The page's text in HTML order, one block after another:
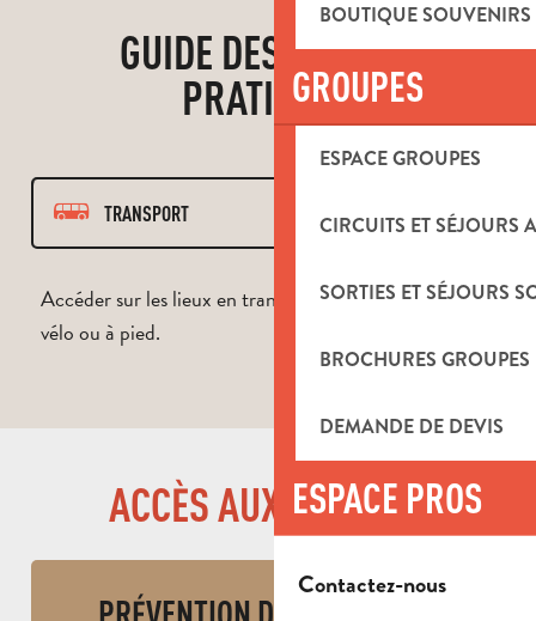
BOUTIQUE
GROUPES
ESPACE GROUPES
CIRCUITS ET SÉJOURS
SORTIES ET SÉJOURS
BROCHURES GROUPES
DEMANDE DE DEVIS
ESPACE PROS
Contactez-nous
GUIDE DES BONNES
PRATIQUES
TRANSPORT
RESPECTER
FEU
Accéder sur les lieux en transports en commun, en
vélo ou à pied.
ACCÈS AUX MASSIFS